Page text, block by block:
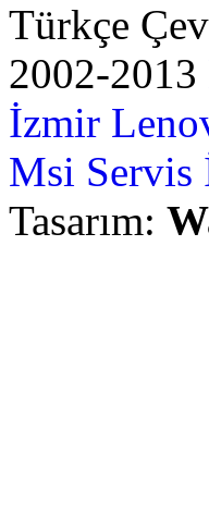
Türkçe
2002-2013
İzmir
Msi Servis
Tasarım: